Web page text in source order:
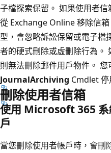
子檔探索保留。 如果使用者
從 Exchange Online 移除信
型，會忽略訴訟保留或電子檔
者的硬式刪除或虛刪除行為。
則無法刪除郵件用戶物件。 您
JournalArchiving Cmdlet 停
刪除使用者信箱
使用 Microsoft 365 系
戶
當您刪除使用者帳戶時，會